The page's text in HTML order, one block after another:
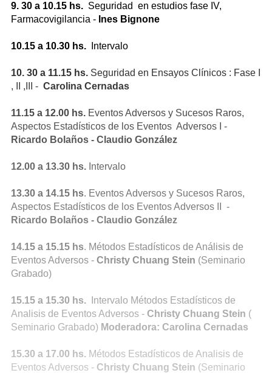
9. 30 a 10.15 hs. Seguridad en estudios fase IV,
Farmacovigilancia - Ines Bignone
10.15 a 10.30 hs. Intervalo
10. 30 a 11.15 hs. Seguridad en Ensayos Clínicos : Fase I
, II ,III - Carolina Cernadas
11.15 a 12.00 hs. Eventos Adversos y Sucesos Raros,
Aspectos Estadísticos de los Eventos Adversos I -
Ricardo Bolaños - Claudio González
12.00 a 13.30 hs. Intervalo
13.30 a 14.15 hs. Eventos Adversos y Sucesos Raros,
Aspectos Estadísticos de los Eventos Adversos II -
Ricardo Bolaños - Claudio González
14.15 a 15.15 hs. Métodos Estadísticos de Análisis de
Eventos Adversos - Christy Chuang Stein (Seminario
Grabado)
15.15 a 15.30 hs. Intervalo Métodos Estadísticos de
Analisis de Eventos Adversos - Christy Chuang Stein (
Seminario Grabado) Moderadora: Carolina Cernadas
15.30 a 17.00 hs. Métodos Estadísticos de Analisis de
Eventos Adversos - Christy Chuang Stein (Seminario